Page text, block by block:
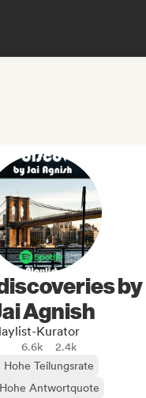
by
Agnish
Kurator
6.6k
2.4k
Hohe Teilungsrate
Hohe Antwortquote